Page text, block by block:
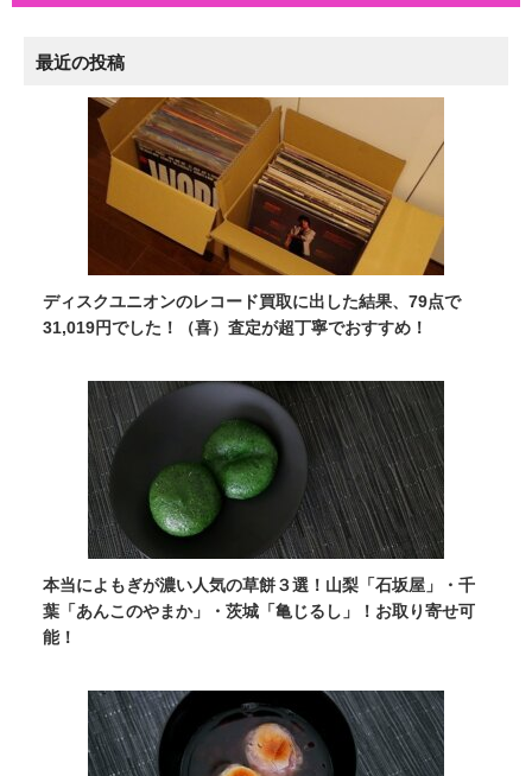
最近の投稿
ディスクユニオンのレコード買取に出した結果、79点で
31,019円でした！（喜）査定が超丁寧でおすすめ！
本当によもぎが濃い人気の草餅３選！山梨「石坂屋」・千
葉「あんこのやまか」・茨城「亀じるし」！お取り寄せ可
能！